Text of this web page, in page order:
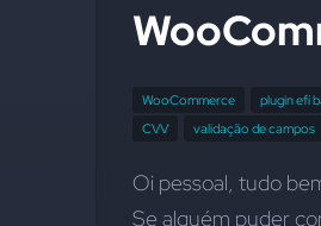
WooCommerce plugin efí
CVV
validação de campos
Oi pessoal, tudo
Se alguém puder